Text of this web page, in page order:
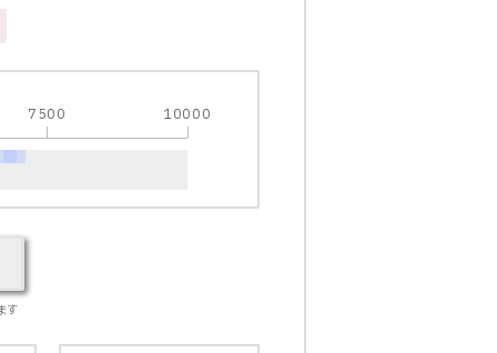
7500 10000
す